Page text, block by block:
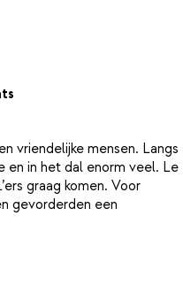
vriendelijke mensen. Langs
en in het dal enorm veel. Le
graag komen. Voor
gevorderden een